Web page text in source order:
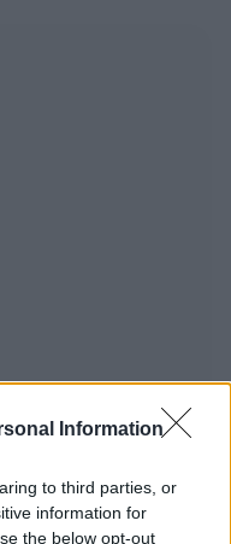
Information
to third parties, or
information for
the below opt-out